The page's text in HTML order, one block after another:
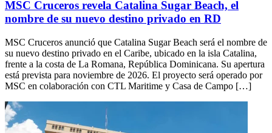
MSC Cruceros revela Catalina Sugar Beach, el
nombre de su nuevo destino privado en RD
MSC Cruceros anunció que Catalina Sugar Beach será el nombre de
su nuevo destino privado en el Caribe, ubicado en la isla Catalina,
frente a la costa de La Romana, República Dominicana. Su apertura
está prevista para noviembre de 2026. El proyecto será operado por
MSC en colaboración con CTL Maritime y Casa de Campo […]